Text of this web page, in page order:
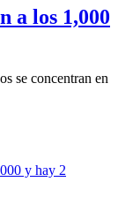
a los 1,000
se concentran en